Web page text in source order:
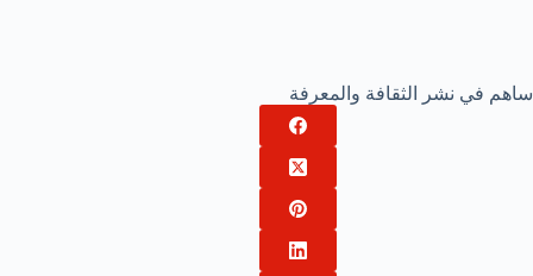
ساهم في نشر الثقافة والمعرفة